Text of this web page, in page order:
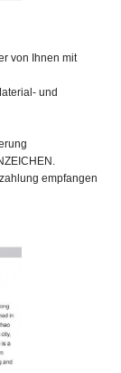
von Ihnen mit
und
empfangen